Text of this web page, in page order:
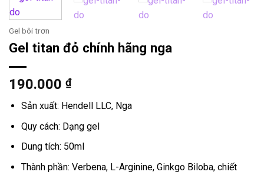
Gel bôi trơn
Gel titan đỏ chính hãng nga
190.000 ₫
Sản xuất: Hendell LLC, Nga
Quy cách: Dạng gel
Dung tích: 50ml
Thành phần: Verbena, L-Arginine, Ginkgo Biloba, chiết